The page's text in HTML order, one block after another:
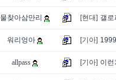
물찾아삼만리 [현대] 갤로
워리엉아 [기아]
allpass [기아] 이